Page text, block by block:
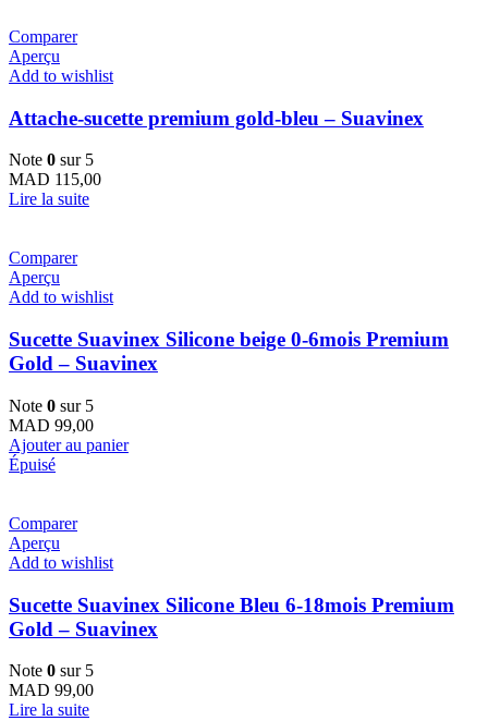
Comparer
Aperçu
Add to wishlist
Attache-sucette premium gold-bleu – Suavinex
Note 0 sur 5
MAD 115,00
Lire la suite
Comparer
Aperçu
Add to wishlist
Sucette Suavinex Silicone beige 0-6mois Premium
Gold – Suavinex
Note 0 sur 5
MAD 99,00
Ajouter au panier
Épuisé
Comparer
Aperçu
Add to wishlist
Sucette Suavinex Silicone Bleu 6-18mois Premium
Gold – Suavinex
Note 0 sur 5
MAD 99,00
Lire la suite